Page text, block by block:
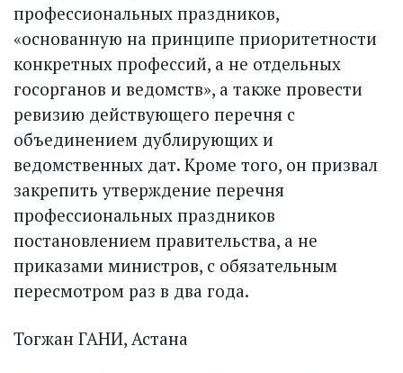
профессиональных праздников,
«основанную на принципе приоритетности
конкретных профессий, а не отдельных
госорганов и ведомств», а также провести
ревизию действующего перечня с
объединением дублирующих и
ведомственных дат. Кроме того, он призвал
закрепить утверждение перечня
профессиональных праздников
постановлением правительства, а не
приказами министров, с обязательным
пересмотром раз в два года.
Тогжан ГАНИ, Астана